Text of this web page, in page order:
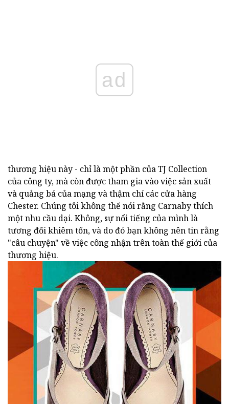
ad
thương hiệu này - chỉ là một phần của TJ Collection
của công ty, mà còn được tham gia vào việc sản xuất
và quảng bá của mạng và thậm chí các cửa hàng
Chester. Chúng tôi không thể nói rằng Carnaby thích
một nhu cầu dại. Không, sự nổi tiếng của mình là
tương đối khiêm tốn, và do đó bạn không nên tin rằng
"câu chuyện" về việc công nhận trên toàn thế giới của
thương hiệu.